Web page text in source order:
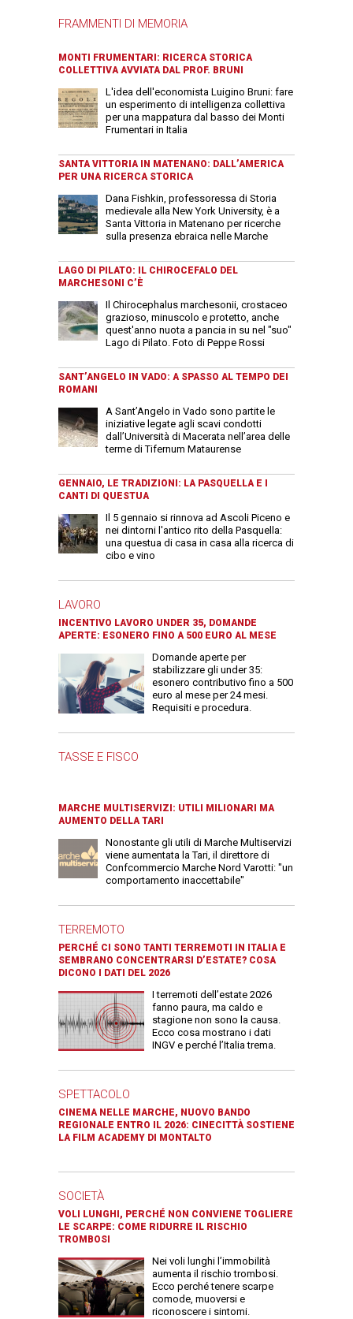
FRAMMENTI DI MEMORIA
MONTI FRUMENTARI: RICERCA STORICA
COLLETTIVA AVVIATA DAL PROF. BRUNI
L'idea dell'economista Luigino Bruni: fare
un esperimento di intelligenza collettiva
per una mappatura dal basso dei Monti
Frumentari in Italia
SANTA VITTORIA IN MATENANO: DALL’AMERICA
PER UNA RICERCA STORICA
Dana Fishkin, professoressa di Storia
medievale alla New York University, è a
Santa Vittoria in Matenano per ricerche
sulla presenza ebraica nelle Marche
LAGO DI PILATO: IL CHIROCEFALO DEL
MARCHESONI C’È
Il Chirocephalus marchesonii, crostaceo
grazioso, minuscolo e protetto, anche
quest'anno nuota a pancia in su nel "suo"
Lago di Pilato. Foto di Peppe Rossi
SANT’ANGELO IN VADO: A SPASSO AL TEMPO DEI
ROMANI
A Sant’Angelo in Vado sono partite le
iniziative legate agli scavi condotti
dall’Università di Macerata nell’area delle
terme di Tifernum Mataurense
GENNAIO, LE TRADIZIONI: LA PASQUELLA E I
CANTI DI QUESTUA
Il 5 gennaio si rinnova ad Ascoli Piceno e
nei dintorni l'antico rito della Pasquella:
una questua di casa in casa alla ricerca di
cibo e vino
LAVORO
INCENTIVO LAVORO UNDER 35, DOMANDE
APERTE: ESONERO FINO A 500 EURO AL MESE
Domande aperte per
stabilizzare gli under 35:
esonero contributivo fino a 500
euro al mese per 24 mesi.
Requisiti e procedura.
TASSE E FISCO
MARCHE MULTISERVIZI: UTILI MILIONARI MA
AUMENTO DELLA TARI
Nonostante gli utili di Marche Multiservizi
viene aumentata la Tari, il direttore di
Confcommercio Marche Nord Varotti: "un
comportamento inaccettabile"
TERREMOTO
PERCHÉ CI SONO TANTI TERREMOTI IN ITALIA E
SEMBRANO CONCENTRARSI D’ESTATE? COSA
DICONO I DATI DEL 2026
I terremoti dell’estate 2026
fanno paura, ma caldo e
stagione non sono la causa.
Ecco cosa mostrano i dati
INGV e perché l’Italia trema.
SPETTACOLO
CINEMA NELLE MARCHE, NUOVO BANDO
REGIONALE ENTRO IL 2026: CINECITTÀ SOSTIENE
LA FILM ACADEMY DI MONTALTO
SOCIETÀ
VOLI LUNGHI, PERCHÉ NON CONVIENE TOGLIERE
LE SCARPE: COME RIDURRE IL RISCHIO
TROMBOSI
Nei voli lunghi l’immobilità
aumenta il rischio trombosi.
Ecco perché tenere scarpe
comode, muoversi e
riconoscere i sintomi.